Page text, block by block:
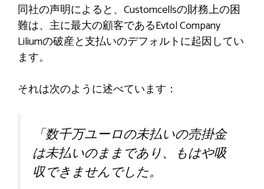
同社の声明によると、Customcellsの財務上の困
難は、主に最大の顧客であるEvtol Company
Liliumの破産と支払いのデフォルトに起因してい
ます。
それは次のように述べています：
「数千万ユーロの未払いの売掛金
は未払いのままであり、もはや吸
収できませんでした。